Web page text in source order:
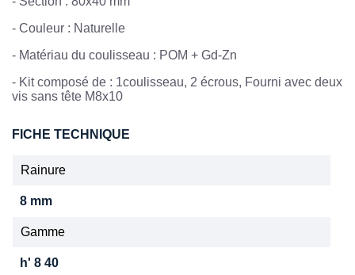
- Couleur : Naturelle
- Matériau du coulisseau : POM + Gd-Zn
- Kit composé de : 1coulisseau, 2 écrous, Fourni avec deux
vis sans tête M8x10
FICHE TECHNIQUE
Rainure
8 mm
Gamme
h' 8 40